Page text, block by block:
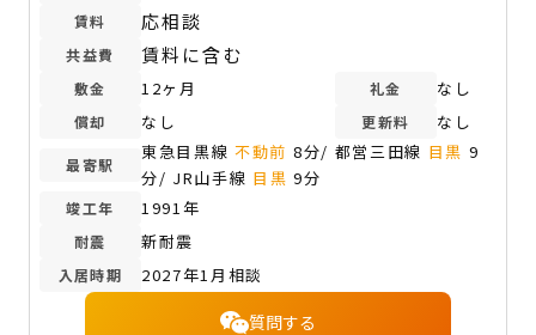
賃料 応相談
共益費 賃料に含む
敷金 12ヶ月 礼金 なし
償却 なし 更新料 なし
最寄駅
東急目黒線不動前 8分/ 都営三田線 目黒 9
分/ JR山手線 目黒 9分
竣工年 1991年
耐震 新耐震
入居時期 2027年1月相談
質問する